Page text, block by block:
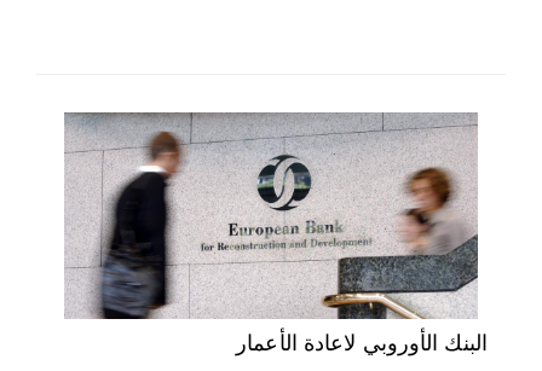
البنك الأوروبي لاعادة الأعمار